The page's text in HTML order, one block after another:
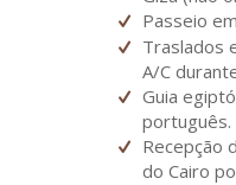
Passeio
Traslados
A/C
Guia
português.
Recepção
do Cairo